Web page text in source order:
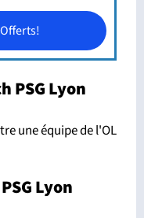
PSG Lyon
une équipe de l'OL
Lyon